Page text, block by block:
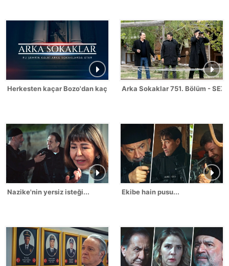
Herkesten kaçar Bozo'dan kaçmaz!Arka Sokaklar 751. Bölüm -
Nazike'nin yersiz isteği... Ekibe hain pusu...